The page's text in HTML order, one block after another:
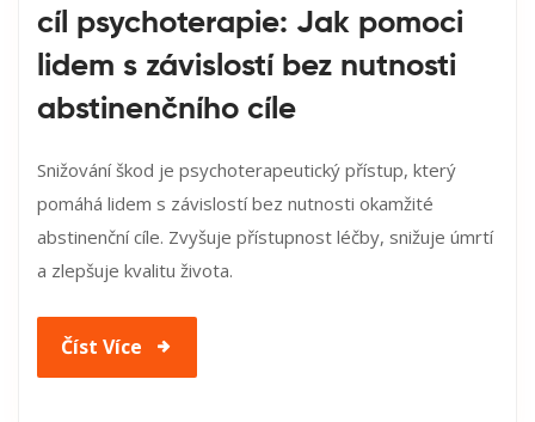
cíl psychoterapie: Jak pomoci
lidem s závislostí bez nutnosti
abstinenčního cíle
Snižování škod je psychoterapeutický přístup, který
pomáhá lidem s závislostí bez nutnosti okamžité
abstinenční cíle. Zvyšuje přístupnost léčby, snižuje úmrtí
a zlepšuje kvalitu života.
Číst Více